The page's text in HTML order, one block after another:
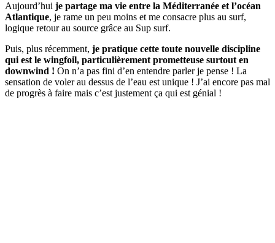
Aujourd’hui je partage ma vie entre la Méditerranée et l’océan
Atlantique, je rame un peu moins et me consacre plus au surf,
logique retour au source grâce au Sup surf.
Puis, plus récemment, je pratique cette toute nouvelle discipline
qui est le wingfoil, particulièrement prometteuse surtout en
downwind ! On n’a pas fini d’en entendre parler je pense ! La
sensation de voler au dessus de l’eau est unique ! J’ai encore pas mal
de progrès à faire mais c’est justement ça qui est génial !